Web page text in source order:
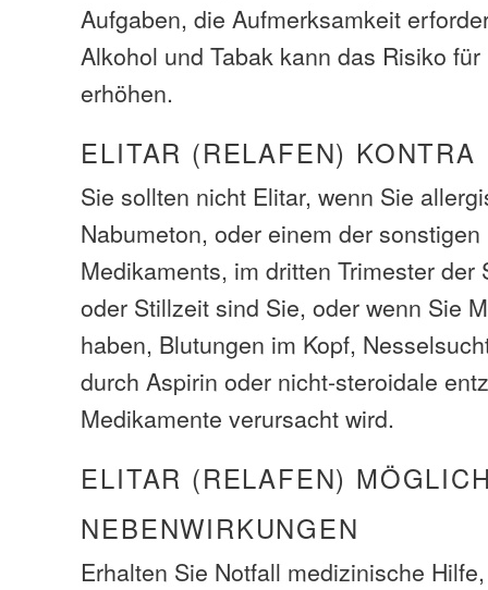
Aufgaben, die Aufmerksamkeit
Alkohol und Tabak kann das Risiko
erhöhen.
ELITAR (RELAFEN) KONTRA
Sie sollten nicht Elitar, wenn Sie
Nabumeton, oder einem der
Medikaments, im dritten Trimester der
oder Stillzeit sind Sie, oder wenn Sie
haben, Blutungen im Kopf,
durch Aspirin oder nicht-steroidale
Medikamente verursacht wird.
ELITAR (RELAFEN)
NEBENWIRKUNGEN
Erhalten Sie Notfall medizinische